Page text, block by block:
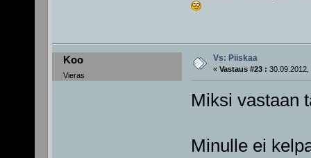
Koo
Vieras
Vs: Piiskaa
« Vastaus #23 : 30.09.2012,
Miksi vastaan
Minulle ei